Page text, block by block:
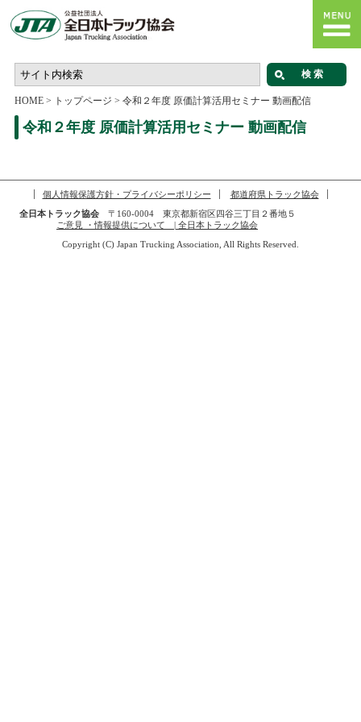
HOME> トップページ > 令和２年度 原価計算活用セミナー 動画配信
令和２年度 原価計算活用セミナー 動画配信
個人情報保護方針・プライバシーポリシー
都道府県トラック協会
全日本トラック協会〒160-0004 東京都新宿区四谷三丁目２番地５
ご意見 ・情報提供について | 全日本トラック協会
Copyright (C) Japan Trucking Association, All Rights Reserved.